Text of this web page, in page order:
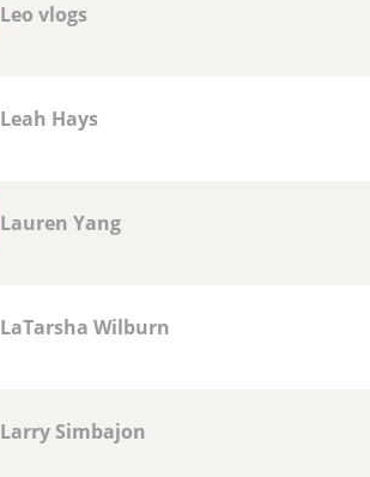
Leo vlogs
Leah Hays
Lauren Yang
LaTarsha Wilburn
Larry Simbajon